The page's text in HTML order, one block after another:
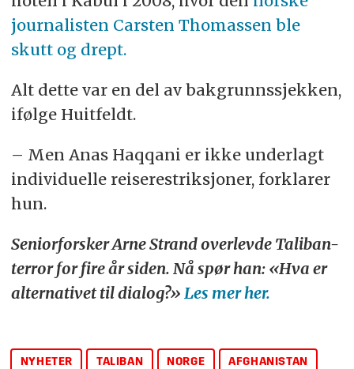
journalisten Carsten Thomassen ble
skutt og drept.
Alt dette var en del av bakgrunnssjekken,
ifølge Huitfeldt.
– Men Anas Haqqani er ikke underlagt
individuelle reiserestriksjoner, forklarer
hun.
Seniorforsker Arne Strand overlevde Taliban-
terror for fire år siden. Nå spør han: «Hva er
alternativet til dialog?» Les mer her.
NYHETER TALIBAN NORGE AFGHANISTAN